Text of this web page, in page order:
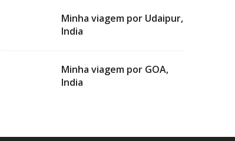
Minha viagem por Udaipur,
India
Minha viagem por GOA,
India